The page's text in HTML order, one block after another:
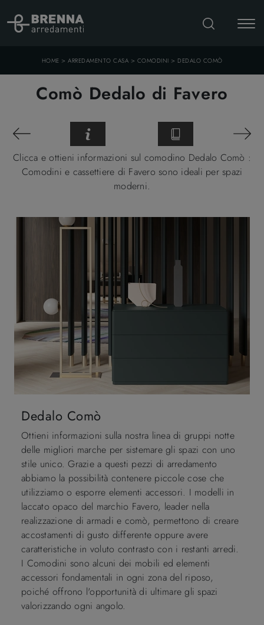
HOME > ARREDAMENTO CASA > COMODINI > DEDALO COMÒ
Comò Dedalo di Favero
Clicca e ottieni informazioni sul comodino Dedalo Comò :
Comodini e cassettiere di Favero sono ideali per spazi
moderni.
Dedalo Comò
Ottieni informazioni sulla nostra linea di gruppi notte
delle migliori marche per sistemare gli spazi con uno
stile unico. Grazie a questi pezzi di arredamento
abbiamo la possibilità contenere piccole cose che
utilizziamo o esporre elementi accessori. I modelli in
laccato opaco del marchio Favero, leader nella
realizzazione di armadi e comò, permettono di creare
accostamenti di gusto differente oppure avere
caratteristiche in voluto contrasto con i restanti arredi.
I Comodini sono alcuni dei mobili ed elementi
accessori fondamentali in ogni zona del riposo,
poiché offrono l'opportunità di ultimare gli spazi
valorizzando ogni angolo.